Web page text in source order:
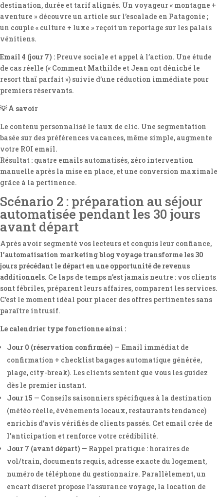
destination, durée et tarif alignés. Un voyageur « montagne +
aventure » découvre un article sur l’escalade en Patagonie ;
un couple « culture + luxe » reçoit un reportage sur les palais
vénitiens.
Email 4 (jour 7) : Preuve sociale et appel à l’action. Une étude
de cas réelle (« Comment Mathilde et Jean ont déniché le
resort thaï parfait ») suivie d’une réduction immédiate pour
premiers réservants.
💡 À savoir
Le contenu personnalisé le taux de clic. Une segmentation
basée sur des préférences vacances, même simple, augmente
votre ROI email.
Résultat : quatre emails automatisés, zéro intervention
manuelle après la mise en place, et une conversion maximale
grâce à la pertinence.
Scénario 2 : préparation au séjour
automatisée pendant les 30 jours
avant départ
Après avoir segmenté vos lecteurs et conquis leur confiance,
l’automatisation marketing blog voyage transforme les 30
jours précédant le départ en une opportunité de revenus
additionnels. Ce laps de temps n’est jamais neutre : vos clients
sont fébriles, préparent leurs affaires, comparent les services.
C’est le moment idéal pour placer des offres pertinentes sans
paraître intrusif.
Le calendrier type fonctionne ainsi :
Jour 0 (réservation confirmée) — Email immédiat de
confirmation + checklist bagages automatique générée,
plage, city-break). Les clients sentent que vous les guidez
dès le premier instant.
Jour 15 — Conseils saisonniers spécifiques à la destination
(météo réelle, événements locaux, restaurants tendance)
enrichis d’avis vérifiés de clients passés. Cet email crée de
l’anticipation et renforce votre crédibilité.
Jour 7 (avant départ) — Rappel pratique : horaires de
vol/train, documents requis, adresse exacte du logement,
numéro de téléphone du gestionnaire. Parallèlement, un
encart discret propose l’assurance voyage, la location de